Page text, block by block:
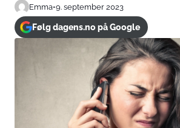
Emma•9. september 2023
Følg dagens.no på Google